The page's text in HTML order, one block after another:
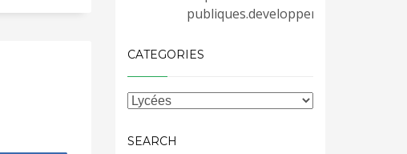
publiques.developpeme...
CATEGORIES
SEARCH